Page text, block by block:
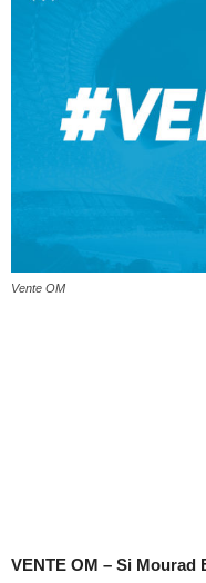
Vente OM
VENTE OM – Si Mourad